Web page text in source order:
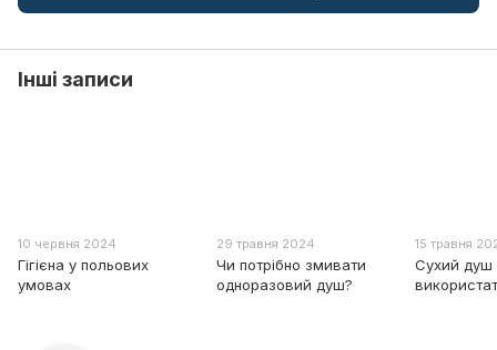
Інші записи
10 червня 2024
Гігієна у польових
умовах
29 травня 2024
Чи потрібно змивати
одноразовий душ?
15 травня
Сухий